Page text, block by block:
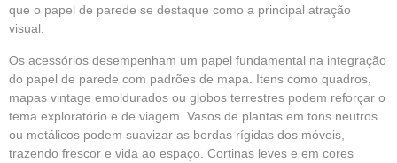
que o papel de parede se destaque como a principal atração
visual.
Os acessórios desempenham um papel fundamental na integração
do papel de parede com padrões de mapa. Itens como quadros,
mapas vintage emoldurados ou globos terrestres podem reforçar o
tema exploratório e de viagem. Vasos de plantas em tons neutros
ou metálicos podem suavizar as bordas rígidas dos móveis,
trazendo frescor e vida ao espaço. Cortinas leves e em cores